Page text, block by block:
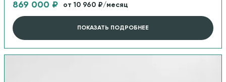
869 000 ₽ от 10 960 ₽/месяц
ПОКАЗАТЬ ПОДРОБНЕЕ